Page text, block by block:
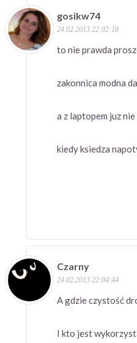
gosikw74
24.02.2013 22:02:18
to nie prawda
zakonnica modna
a z laptopem juz
kiedy ksiedza
Czarny
24.02.2013 22:04:44
A gdzie czystość
I kto jest